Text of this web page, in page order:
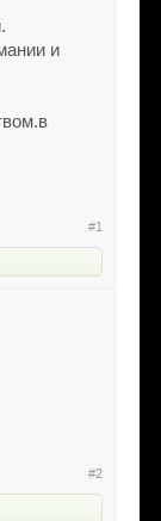
и
#1
#2